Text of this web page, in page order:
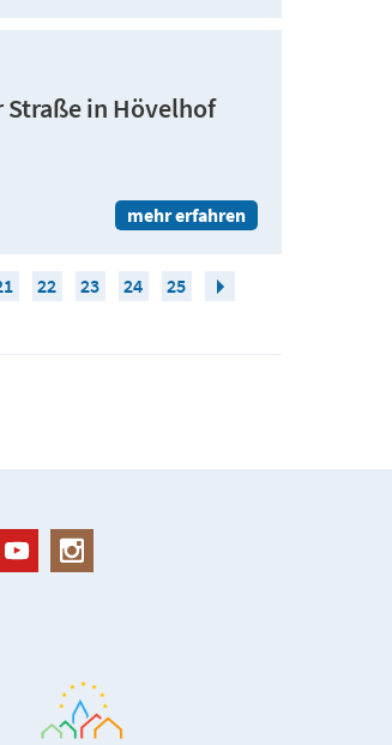
Straße in Hövelhof
mehr erfahren
22 23 24 25